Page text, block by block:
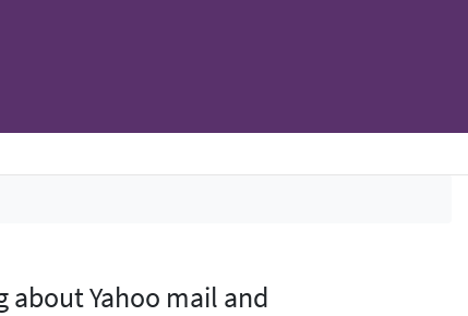
about Yahoo mail and